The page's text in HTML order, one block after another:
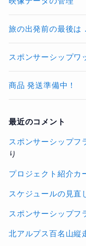
旅の出発前の最後は
スポンサーシップワ
商品 発送準備中！
最近のコメント
スポンサーシップフ
り
プロジェクト紹介カ
スケジュールの見直
スポンサーシップフ
北アルプス百名山縦